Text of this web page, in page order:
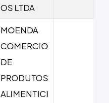
OS LTDA
MOENDA
COMERCIO
DE
PRODUTOS
ALIMENTICI